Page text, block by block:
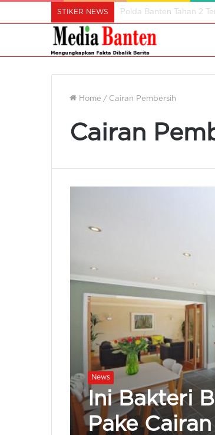
STIKER NEWS Istri Wali Kota Ajak
Home / Cairan Pembersih
Cairan
News
Ini Bakteri
Pake